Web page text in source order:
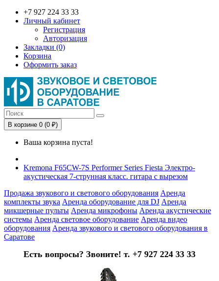
+7 927 224 33 33
Личный кабинет
Регистрация
Авторизация
Закладки (0)
Корзина
Оформить заказ
В корзине 0 (0 ₽)
Ваша корзина пуста!
Kremona F65CW-7S Performer Series Fiesta Электро-
акустическая 7-струнная класс. гитара с вырезом
Продажа звукового и светового оборудования Аренда
комплекты звука Аренда оборудование для DJ Аренда
микшерные пульты Аренда микрофоны Аренда акустические
системы Аренда световое оборудование Аренда видео
оборудования Аренда звукового и светового оборудования в
Саратове
Есть вопросы? Звоните! т. +7 927 224 33 33